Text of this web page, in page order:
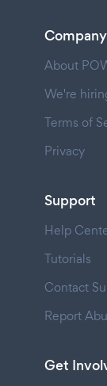
Company
About
We're
Terms of
Privacy
Support
Help
Tutorials
Contact
Report
Get